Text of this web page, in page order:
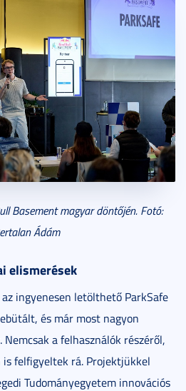
Basement magyar döntőjén. Fotó:
Ádám
elismerések
az ingyenesen letölthető ParkSafe
és már most nagyon
a felhasználók részéről,
is felfigyeltek rá. Projektjükkel
Tudományegyetem innovációs